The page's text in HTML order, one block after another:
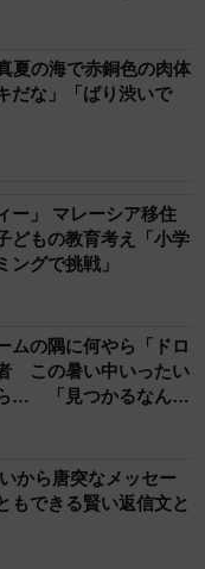
夏の海で赤銅色の肉体
な」「ばり渋いで
ー」 マレーシア移住
もの教育考え「小学
ングで挑戦」
ムの隅に何やら「ドロ
この暑い中いったい
… 「見つかるなんて
から唐突なメッセー
できる賢い返信文と